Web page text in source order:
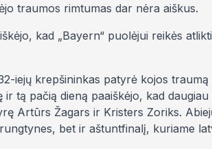
traumos rimtumas dar nėra aiškus.
kad „Bayern“ puolėjui reikės
iejų krepšininkas patyrė kojos
tą pačią dieną paaiškėjo, kad daugiau
Artūrs Žagars ir Kristers Zoriks.
bet ir aštuntfinalį, kuriame